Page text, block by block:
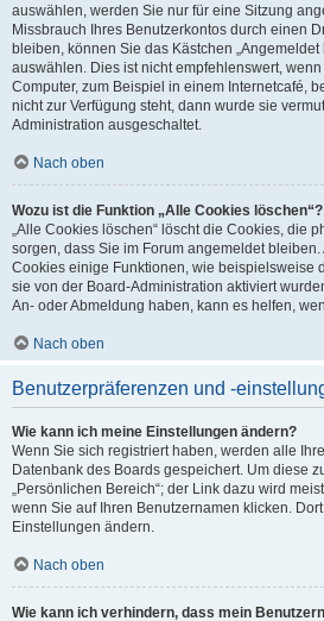
auswählen, werden Sie nur für eine Sitzung
Missbrauch Ihres Benutzerkontos durch einen
bleiben, können Sie das Kästchen
auswählen. Dies ist nicht empfehlenswert,
Computer, zum Beispiel in einem Internetcafé,
nicht zur Verfügung steht, dann wurde sie
Administration ausgeschaltet.
Nach oben
Wozu ist die Funktion „Alle Cookies löschen“?
„Alle Cookies löschen“ löscht die Cookies, die
sorgen, dass Sie im Forum angemeldet
Cookies einige Funktionen, wie beispielsweise
sie von der Board-Administration aktiviert
An- oder Abmeldung haben, kann es helfen,
Nach oben
Benutzerpräferenzen und -
Wie kann ich meine Einstellungen ändern?
Wenn Sie sich registriert haben, werden alle
Datenbank des Boards gespeichert. Um diese
„Persönlichen Bereich“; der Link dazu wird
wenn Sie auf Ihren Benutzernamen klicken.
Einstellungen ändern.
Nach oben
Wie kann ich verhindern, dass mein